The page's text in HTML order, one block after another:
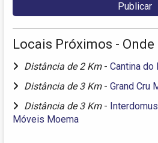
Locais Próximos - Onde
Distância de 2 Km - Cantina do
Distância de 3 Km - Grand Cru
Distância de 3 Km -
Móveis Moema